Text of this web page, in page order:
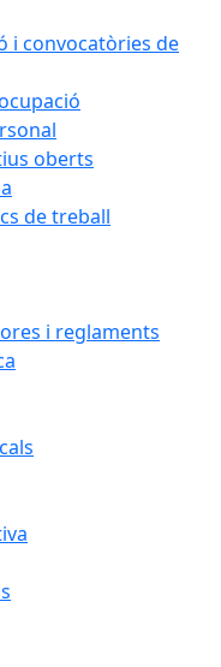
i convocatòries de
oberts
de treball
i reglaments